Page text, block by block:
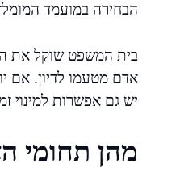
הבחירה במועמד
בית המשפט שוקל את
אדם מטעמו לדיון. אם
יש גם אפשרות למינוי
מהן תחומי